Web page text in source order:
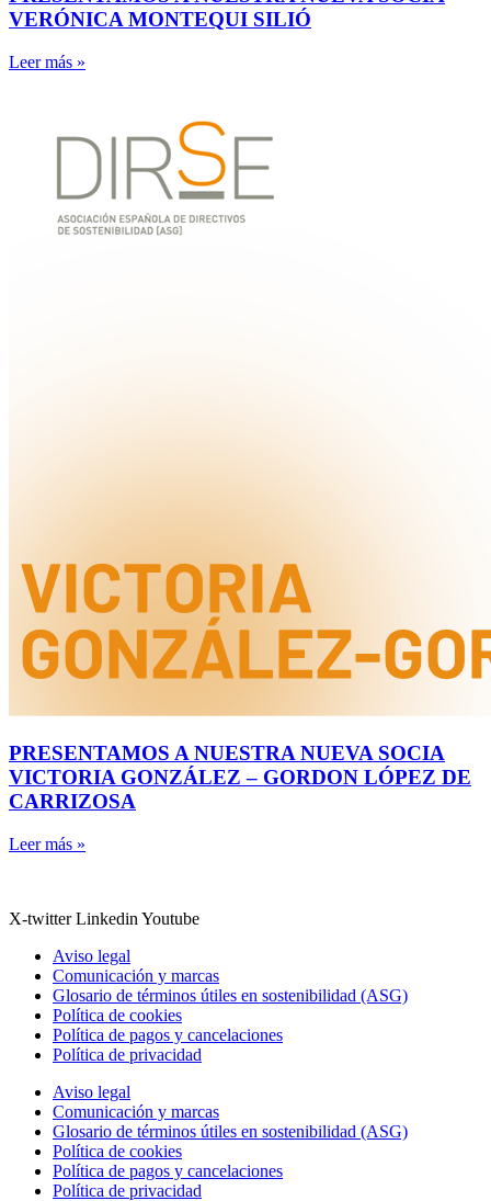
VERÓNICA MONTEQUI SILIÓ
Leer más »
PRESENTAMOS A NUESTRA NUEVA SOCIA
VICTORIA GONZÁLEZ – GORDON LÓPEZ DE
CARRIZOSA
Leer más »
X-twitter Linkedin Youtube
Aviso legal
Comunicación y marcas
Glosario de términos útiles en sostenibilidad (ASG)
Política de cookies
Política de pagos y cancelaciones
Política de privacidad
Aviso legal
Comunicación y marcas
Glosario de términos útiles en sostenibilidad (ASG)
Política de cookies
Política de pagos y cancelaciones
Política de privacidad